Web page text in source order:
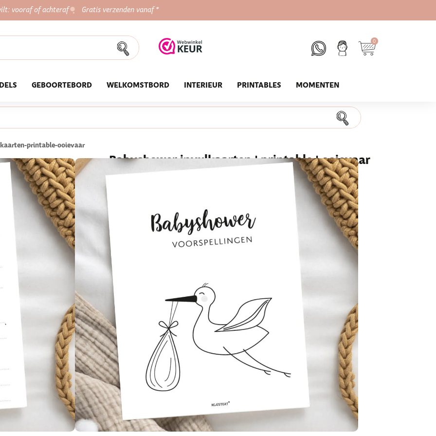
vooraf of achteraf Gratis verzenden vanaf *
0
GEBOORTEBORD WELKOMSTBORD INTERIEUR PRINTABLES MOMENTEN
printable-ooievaar
Babyshower invulkaarten | printable | ooievaar
Een super leuke activiteit tijdens de babyshower! Laat alle gasten een
Binnen 5 minuten in je mailbox
Printen & klaar ben je! Herbruikbaar